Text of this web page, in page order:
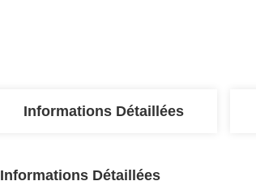
Informations Détaillées
Informations Détaillées